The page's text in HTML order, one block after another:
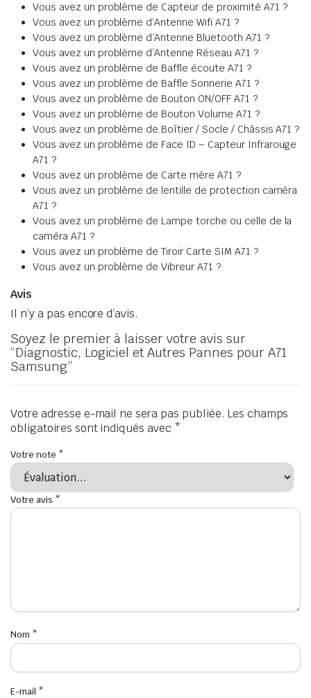
Vous avez un problème de Capteur de proximité A71 ?
Vous avez un problème d’Antenne Wifi A71 ?
Vous avez un problème d’Antenne Bluetooth A71 ?
Vous avez un problème d’Antenne Réseau A71 ?
Vous avez un problème de Baffle écoute A71 ?
Vous avez un problème de Baffle Sonnerie A71 ?
Vous avez un problème de Bouton ON/OFF A71 ?
Vous avez un problème de Bouton Volume A71 ?
Vous avez un problème de Boîtier / Socle / Châssis A71 ?
Vous avez un problème de Face ID – Capteur Infrarouge
A71 ?
Vous avez un problème de Carte mère A71 ?
Vous avez un problème de lentille de protection caméra
A71 ?
Vous avez un problème de Lampe torche ou celle de la
caméra A71 ?
Vous avez un problème de Tiroir Carte SIM A71 ?
Vous avez un problème de Vibreur A71 ?
Avis
Il n’y a pas encore d’avis.
Soyez le premier à laisser votre avis sur
“Diagnostic, Logiciel et Autres Pannes pour A71
Samsung”
Votre adresse e-mail ne sera pas publiée. Les champs
obligatoires sont indiqués avec *
Votre note *
Votre avis *
Nom *
E-mail *